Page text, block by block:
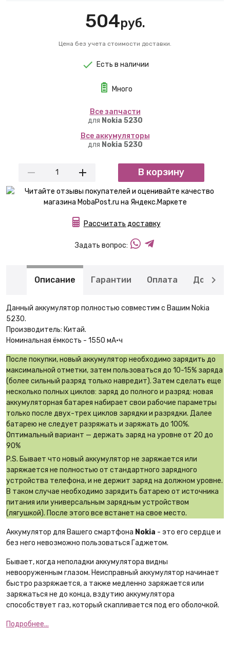
504руб.
Цена без учета стоимости доставки.
Есть в наличии
Много
Вcе запчасти
для Nokia 5230
Вcе аккумуляторы
для Nokia 5230
В корзину
Рассчитать доставку
Задать вопрос:
Описание Гарантии Оплата
Данный аккумулятор полностью совместим с Вашим Nokia
5230.
Производитель: Китай.
Номинальная ёмкость - 1550 мА·ч
После покупки, новый аккумулятор необходимо зарядить до
максимальной отметки, затем пользоваться до 10-15% заряда
(более сильный разряд только навредит). Затем сделать еще
несколько полных циклов: заряд до полного и разряд: новая
аккумуляторная батарея набирает свои рабочие параметры
только после двух-трех циклов зарядки и разрядки. Далее
батарею не следует разряжать и заряжать до 100%.
Оптимальный вариант — держать заряд на уровне от 20 до
90%
P.S. Бывает что новый аккумулятор не заряжается или
заряжается не полностью от стандартного зарядного
устройства телефона, и не держит заряд на должном уровне.
В таком случае необходимо зарядить батарею от источника
питания или универсальным зарядным устройством
(лягушкой). После этого все встанет на свое место.
Аккумулятор для Вашего смартфона Nokia - это его сердце и
без него невозможно пользоваться Гаджетом.
Бывает, когда неполадки аккумулятора видны
невооруженным глазом. Неисправный аккумулятор начинает
быстро разряжается, а также медленно заряжается или
заряжаться не до конца, вздутию аккумулятора
способствует газ, который скапливается под его оболочкой.
Подробнее...